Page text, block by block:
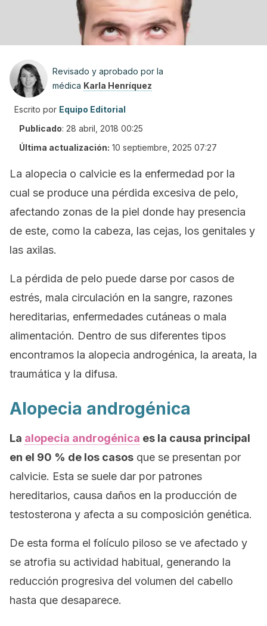
Revisado y aprobado por la
médica Karla Henríquez
Escrito por Equipo Editorial
Publicado: 28 abril, 2018 00:25
Última actualización: 10 septiembre, 2025 07:27
La alopecia o calvicie es la enfermedad por la
cual se produce una pérdida excesiva de pelo,
afectando zonas de la piel donde hay presencia
de este, como la cabeza, las cejas, los genitales y
las axilas.
La pérdida de pelo puede darse por casos de
estrés, mala circulación en la sangre, razones
hereditarias, enfermedades cutáneas o mala
alimentación. Dentro de sus diferentes tipos
encontramos la alopecia androgénica, la areata, la
traumática y la difusa.
Alopecia androgénica
La alopecia androgénica es la causa principal
en el 90 % de los casos que se presentan por
calvicie. Esta se suele dar por patrones
hereditarios, causa daños en la producción de
testosterona y afecta a su composición genética.
De esta forma el folículo piloso se ve afectado y
se atrofia su actividad habitual, generando la
reducción progresiva del volumen del cabello
hasta que desaparece.